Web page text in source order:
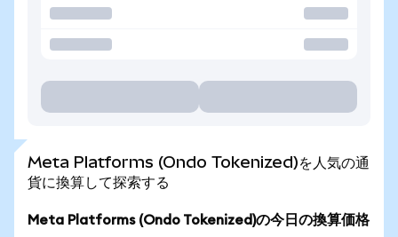
Meta Platforms (Ondo Tokenized)を人気の通
貨に換算して探索する
Meta Platforms (Ondo Tokenized)の今日の換算価格